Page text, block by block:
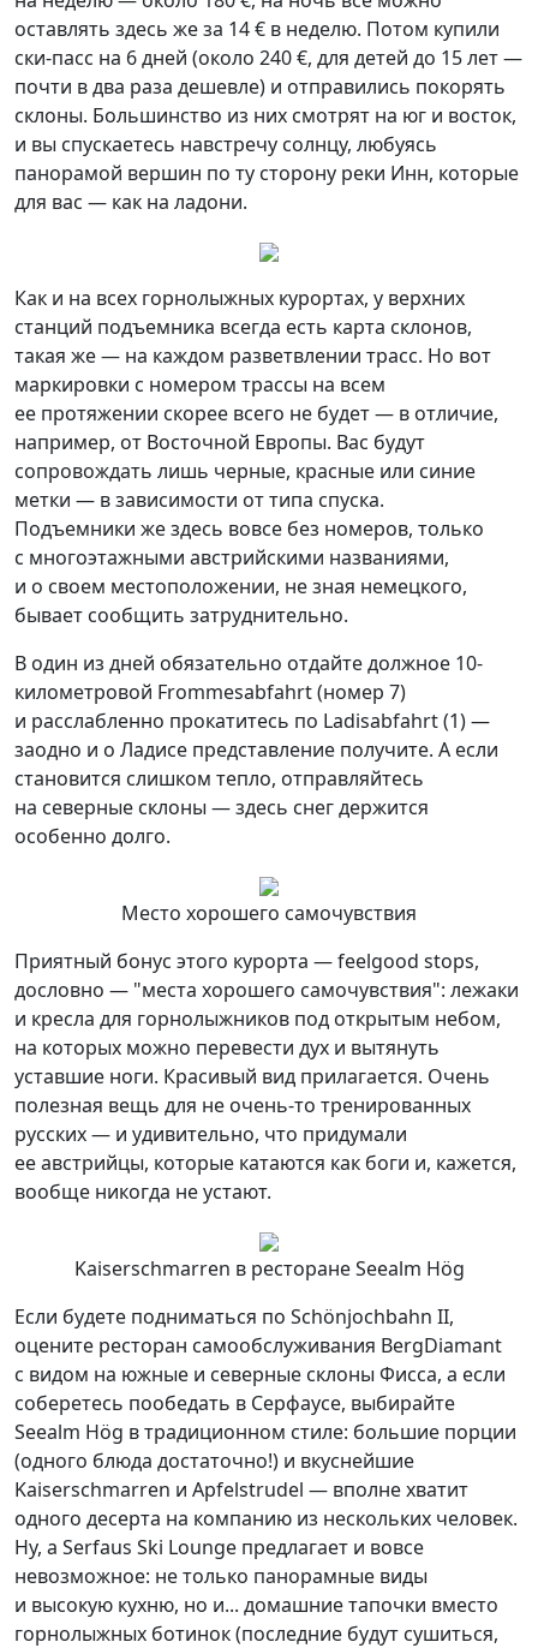
оставлять здесь же за 14 € в неделю. Потом купили
ски-пасс на 6 дней (около 240 €, для детей до 15 лет —
почти в два раза дешевле) и отправились покорять
склоны. Большинство из них смотрят на юг и восток,
и вы спускаетесь навстречу солнцу, любуясь
панорамой вершин по ту сторону реки Инн, которые
для вас — как на ладони.
Как и на всех горнолыжных курортах, у верхних
станций подъемника всегда есть карта склонов,
такая же — на каждом разветвлении трасс. Но вот
маркировки с номером трассы на всем
ее протяжении скорее всего не будет — в отличие,
например, от Восточной Европы. Вас будут
сопровождать лишь черные, красные или синие
метки — в зависимости от типа спуска.
Подъемники же здесь вовсе без номеров, только
с многоэтажными австрийскими названиями,
и о своем местоположении, не зная немецкого,
бывает сообщить затруднительно.
В один из дней обязательно отдайте должное 10-
километровой Frommesabfahrt (номер 7)
и расслабленно прокатитесь по Ladisabfahrt (1) —
заодно и о Ладисе представление получите. А если
становится слишком тепло, отправляйтесь
на северные склоны — здесь снег держится
особенно долго.
Место хорошего самочувствия
Приятный бонус этого курорта — feelgood stops,
дословно — "места хорошего самочувствия": лежаки
и кресла для горнолыжников под открытым небом,
на которых можно перевести дух и вытянуть
уставшие ноги. Красивый вид прилагается. Очень
полезная вещь для не очень-то тренированных
русских — и удивительно, что придумали
ее австрийцы, которые катаются как боги и, кажется,
вообще никогда не устают.
Kaiserschmarren в ресторане Seealm Hög
Если будете подниматься по Schönjochbahn II,
оцените ресторан самообслуживания BergDiamant
с видом на южные и северные склоны Фисса, а если
соберетесь пообедать в Серфаусе, выбирайте
Seealm Hög в традиционном стиле: большие порции
(одного блюда достаточно!) и вкуснейшие
Kaiserschmarren и Apfelstrudel — вполне хватит
одного десерта на компанию из нескольких человек.
Ну, а Serfaus Ski Lounge предлагает и вовсе
невозможное: не только панорамные виды
и высокую кухню, но и... домашние тапочки вместо
горнолыжных ботинок (последние будут сушиться,